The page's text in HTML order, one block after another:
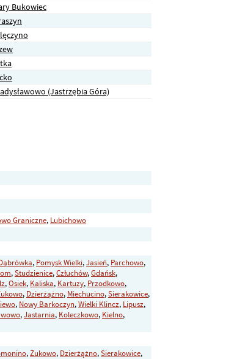
Bukowiec
(Jastrzębia Góra)
Graniczne, Lubichowo
, Pomysk Wielki,Jasień, Parchowo,
,Studzienice,Człuchów,Gdańsk,
,Osiek, Kaliska, Kartuzy, Przodkowo,
, Dzierżążno, Miechucino,Sierakowice,
, Nowy Barkoczyn,Wielki Klincz, Lipusz,
,Jastarnia, Koleczkowo, Kielno,
,Żukowo, Dzierżążno,Sierakowice,